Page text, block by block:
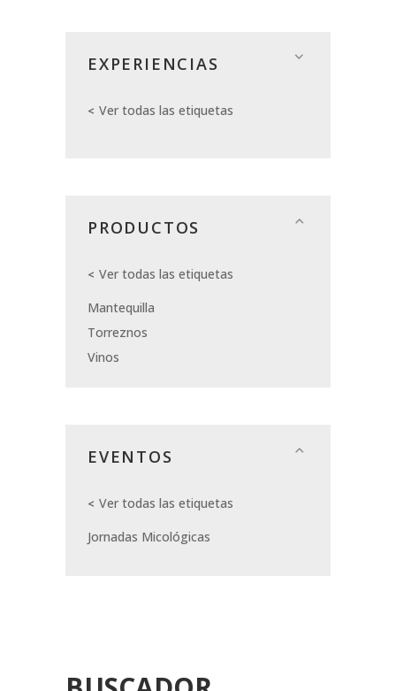
EXPERIENCIAS
Ver todas las etiquetas
PRODUCTOS
Ver todas las etiquetas
Mantequilla
Torreznos
Vinos
EVENTOS
Ver todas las etiquetas
Jornadas Micológicas